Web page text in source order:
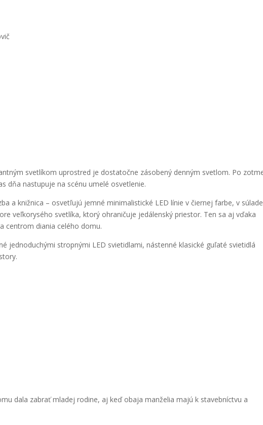
svetlíkom uprostred je dostatočne zásobený denným svetlom. Po
dňa nastupuje na scénu umelé osvetlenie.
a knižnica – osvetľujú jemné minimalistické LED línie v čiernej farbe, v
veľkorysého svetlíka, ktorý ohraničuje jedálenský priestor. Ten sa aj vďaka
centrom diania celého domu.
jednoduchými stropnými LED svietidlami, nástenné klasické guľaté svietidlá
dala zabrať mladej rodine, aj keď obaja manželia majú k stavebníctvu a